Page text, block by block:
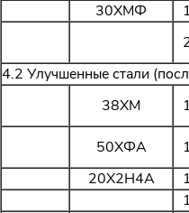
30ХМФ
4.2 Улучшенные стали
38ХМ
50ХФА
20Х2Н4А